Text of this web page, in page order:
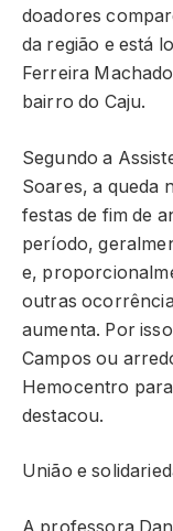
doadores
da região e está
Ferreira
bairro do Caju.
Segundo a
Soares, a queda
festas de fim de
período,
e,
outras
aumenta. Por
Campos ou
Hemocentro
destacou.
União e
A professora